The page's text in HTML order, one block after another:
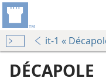
it-1 «
DÉCAPOLE